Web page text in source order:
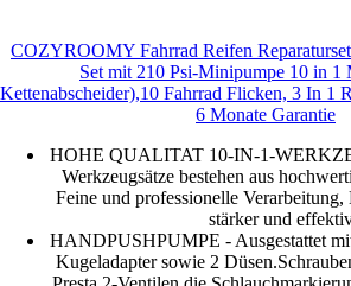
COZYROOMY Fahrrad Reifen
Set mit 210 Psi-Minipumpe 10 in
Kettenabscheider),10 Fahrrad Flicken, 3 In 1
6 Monate Garantie
HOHE QUALITAT 10-IN-1-
Werkzeugsätze bestehen aus
Feine und professionelle
stärker und
HANDPUSHPUMPE - Ausgestattet
Kugeladapter sowie 2